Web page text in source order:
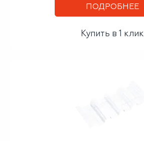
ПОДРОБНЕЕ
Купить в 1 клик